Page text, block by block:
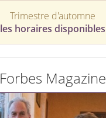
Trimestre d'automne
les horaires disponibles
Forbes Magazine